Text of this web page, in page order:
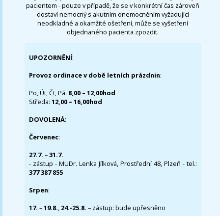
pacientem - pouze v případě, že se v konkrétní čas zároveň
dostaví nemocný s akutním onemocněním vyžadující
neodkladné a okamžité ošetření, může se vyšetření
objednaného pacienta zpozdit.
UPOZORNĚNÍ:
Provoz ordinace v době letních prázdnin:
Po, Út, Čt, Pá: 8,00 – 12,00hod
Středa: 12,00 – 16,00hod
DOVOLENÁ:
Červenec:
27.7. –31.7.
- zástup - MUDr. Lenka Jílková, Prostřední 48, Plzeň - tel.:
377 387 855
Srpen:
17. –19.8., 24.-25.8. – zástup: bude upřesněno